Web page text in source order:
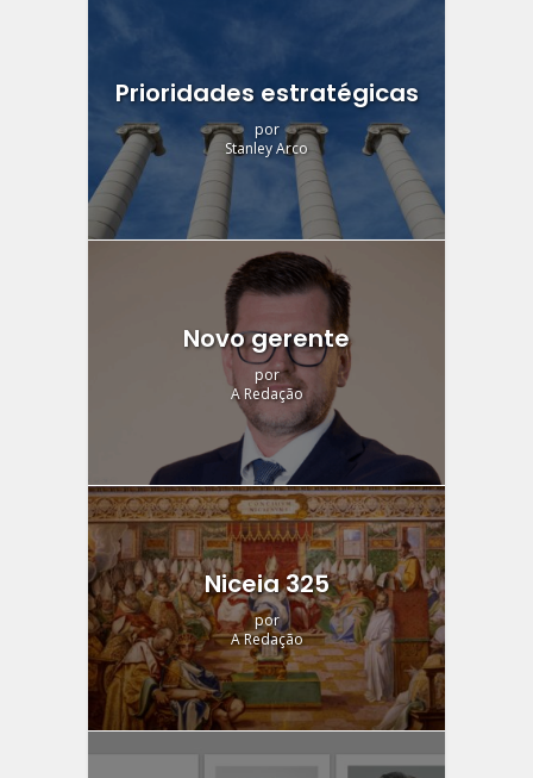
Prioridades estratégicas
por
Stanley Arco
Novo gerente
por
A Redação
Niceia 325
por
A Redação